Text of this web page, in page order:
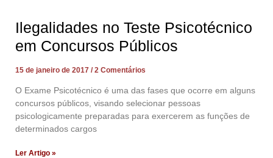
Ilegalidades no Teste Psicotécnico
em Concursos Públicos
15 de janeiro de 2017 2 Comentários
O Exame Psicotécnico é uma das fases que ocorre em alguns
concursos públicos, visando selecionar pessoas
psicologicamente preparadas para exercerem as funções de
determinados cargos
Ler Artigo »